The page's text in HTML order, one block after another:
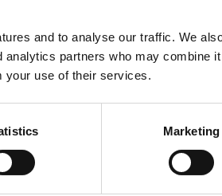
and to analyse our traffic. We
partners who may combine
your use of their services.
Marketing